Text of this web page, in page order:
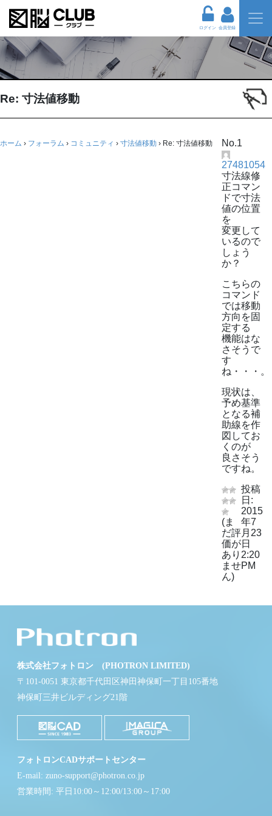
ログイン 会員登録
Re: 寸法値移動
ホーム › フォーラム › コミュニティ › 寸法値移動 › Re: 寸法値移動 No.1
27481054
寸法線修
正コマン
ドで寸法
値の位置
を
変更して
いるので
しょう
か？
こちらの
コマンド
では移動
方向を固
定する
機能はな
さそうで
す
ね・・・。
現状は、
予め基準
となる補
助線を作
図してお
くのが
良さそう
ですね。
(ま
だ評
価が
あり
ませ
ん)
投稿
日:
2015
年7
月23
日
2:20
PM
株式会社フォトロン (PHOTRON LIMITED)
〒101-0051 東京都千代田区神田神保町一丁目105番地
神保町三井ビルディング21階
フォトロンCADサポートセンター
E-mail: zuno-support@photron.co.jp
営業時間: 平日10:00～12:00/13:00～17:00